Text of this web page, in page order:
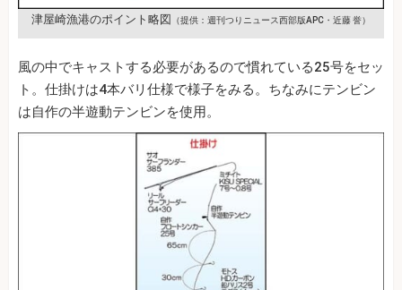
津屋崎漁港のポイント略図 （提供：週刊つりニュース西部版APC・近藤 誉）
風の中でキャストする必要があるので慣れている25号をセッ
ト。仕掛けは4本バリ仕様で様子をみる。ちなみにテンビン
は自作の半遊動テンビンを使用。